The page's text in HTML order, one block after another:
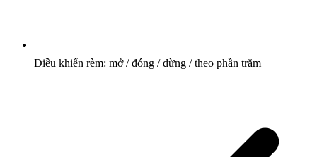
Điều khiển rèm: mở / đóng / dừng / theo phần trăm